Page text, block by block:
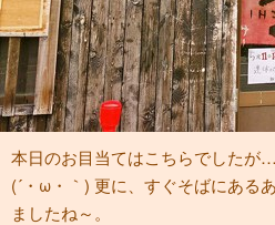
本日のお目当てはこちらでした
(´・ω・｀) 更に、すぐそばにある
ましたね～。